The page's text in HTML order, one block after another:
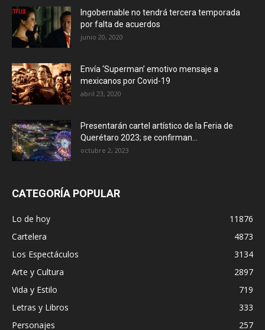
Ingobernable no tendrá tercera temporada
por falta de acuerdos
junio 20, 2020
Envía ‘Superman’ emotivo mensaje a
mexicanos por Covid-19
abril 23, 2020
Presentarán cartel artístico de la Feria de
Querétaro 2023; se confirman...
octubre 2, 2023
CATEGORÍA POPULAR
Lo de hoy
11876
Cartelera
4873
Los Espectáculos
3134
Arte y Cultura
2897
Vida y Estilo
719
Letras y Libros
333
Personajes
257